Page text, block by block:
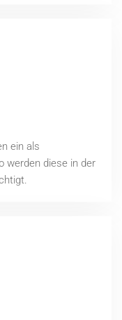
ein als
werden diese in der